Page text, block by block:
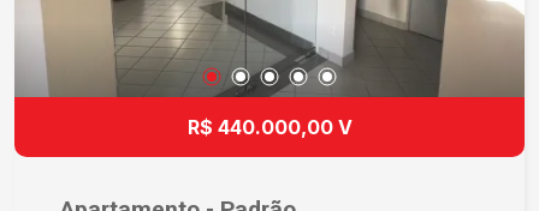
R$ 440.000,00 V